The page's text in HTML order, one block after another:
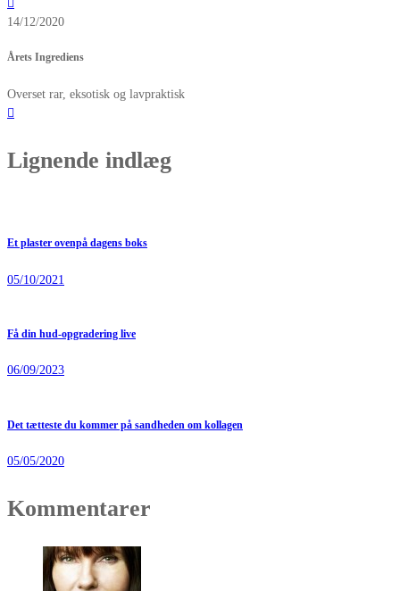
14/12/2020
Årets Ingrediens
Overset rar, eksotisk og lavpraktisk
Lignende indlæg
Et plaster ovenpå dagens boks
05/10/2021
Få din hud-opgradering live
06/09/2023
Det tætteste du kommer på sandheden om kollagen
05/05/2020
Kommentarer